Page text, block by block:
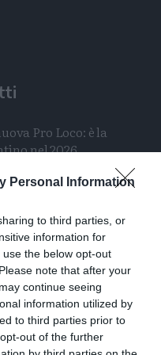
Personal Information
to third parties, or
information for
the below opt-out
note that after your
continue seeing
information utilized by
to third parties prior to
out of the further
Pro Loco: è la
nel 2026
della
S.Ilario
in 15 minuti: «Le
possono